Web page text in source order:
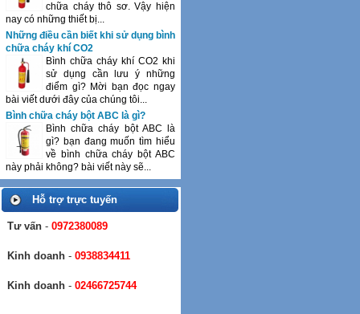
chữa cháy thô sơ. Vậy hiện
nay có những thiết bị...
Những điều cần biết khi sử dụng bình
chữa cháy khí CO2
Bình chữa cháy khí CO2 khi
sử dụng cần lưu ý những
điểm gì? Mời bạn đọc ngay
bài viết dưới đây của chúng tôi...
Bình chữa cháy bột ABC là gì?
Bình chữa cháy bột ABC là
gì? bạn đang muốn tìm hiểu
về bình chữa cháy bột ABC
này phải không? bài viết này sẽ...
Hỗ trợ trực tuyến
Tư vấn - 0972380089
Kinh doanh - 0938834411
Kinh doanh - 02466725744